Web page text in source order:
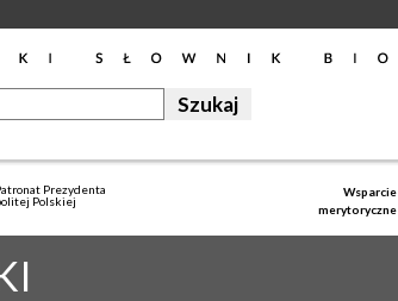
Prezydenta
Polskiej
Wsparcie
merytoryczne